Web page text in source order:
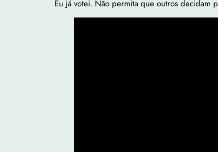
Eu já votei. Não permita que outros decidam